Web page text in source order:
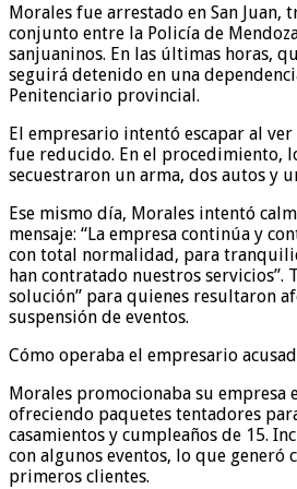
Morales fue arrestado en San Juan,
conjunto entre la Policía de
sanjuaninos. En las últimas horas,
seguirá detenido en una
Penitenciario provincial.
El empresario intentó escapar al
fue reducido. En el procedimiento,
secuestraron un arma, dos autos y
Ese mismo día, Morales intentó
mensaje: “La empresa continúa y
con total normalidad, para
han contratado nuestros servicios”.
solución” para quienes resultaron
suspensión de eventos.
Cómo operaba el empresario
Morales promocionaba su empresa
ofreciendo paquetes tentadores
casamientos y cumpleaños de 15.
con algunos eventos, lo que generó
primeros clientes.